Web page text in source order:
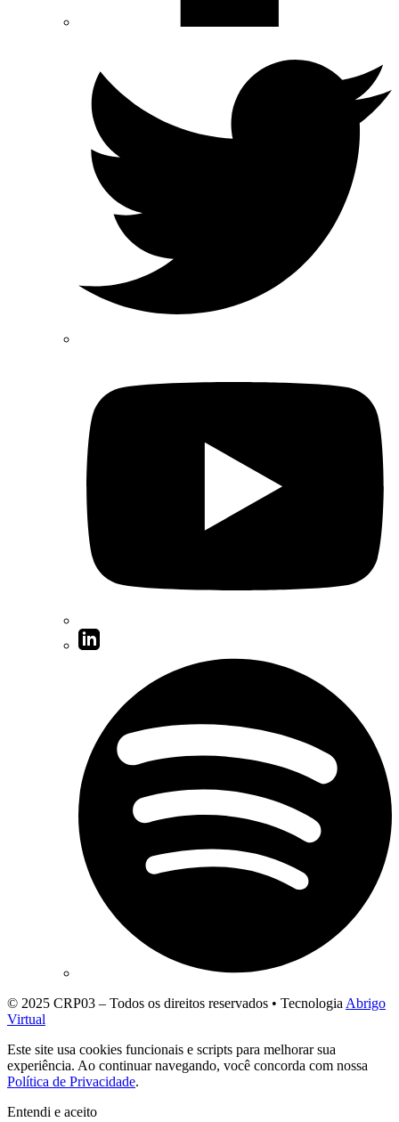
© 2025 CRP03 – Todos os direitos reservados • Tecnologia Abrigo
Virtual
Este site usa cookies funcionais e scripts para melhorar sua
experiência. Ao continuar navegando, você concorda com nossa
Política de Privacidade.
Entendi e aceito